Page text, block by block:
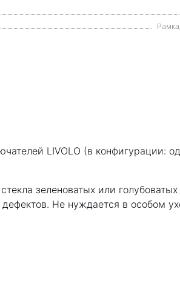
LIVOLO (в конфигурации:
зеленоватых или голубоватых
Не нуждается в особом